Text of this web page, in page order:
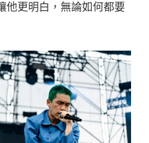
他更明白，無論如何都要